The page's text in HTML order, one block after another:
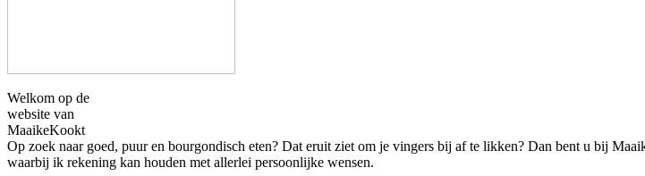
Welkom op de
website van
MaaikeKookt
Op zoek naar goed, puur en bourgondisch eten? Dat eruit ziet om je vingers bij af te likken? Dan bent u bij
waarbij ik rekening kan houden met allerlei persoonlijke wensen.